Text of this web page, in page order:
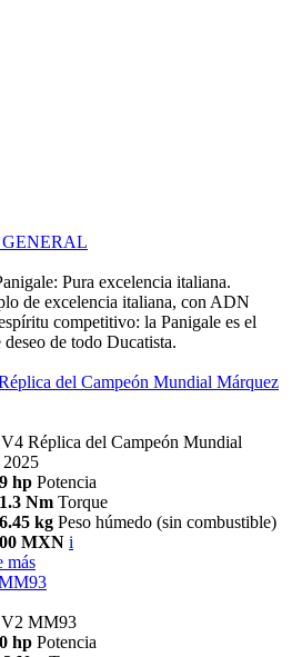
Pura excelencia italiana.
de excelencia italiana, con ADN
competitivo: la Panigale es el
deseo de todo Ducatista.
del Campeón Mundial Márquez
Réplica del Campeón Mundial
hp Potencia
Nm Torque
kg Peso húmedo (sin combustible)
MXN i
más
V2 MM93
hp Potencia